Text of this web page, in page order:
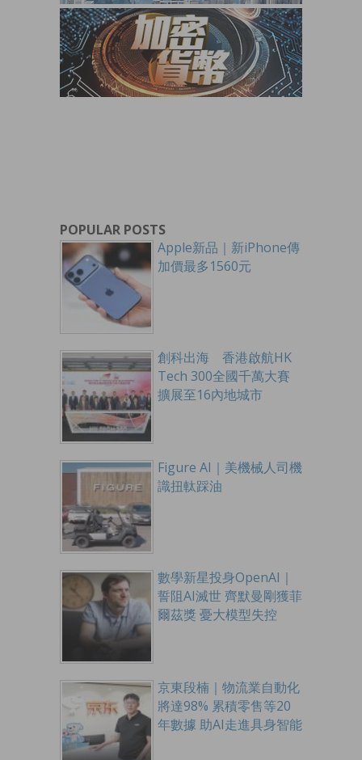
POPULAR POSTS
Apple新品｜新iPhone傳
加價最多1560元
創科出海 香港啟航HK
Tech 300全國千萬大賽
擴展至16內地城市
Figure AI｜美機械人司機
識扭軚踩油
數學新星投身OpenAI｜
誓阻AI滅世 齊默曼剛獲菲
爾茲獎 憂大模型失控
京東段楠｜物流業自動化
將達98% 累積零售等20
年數據 助AI走進具身智能